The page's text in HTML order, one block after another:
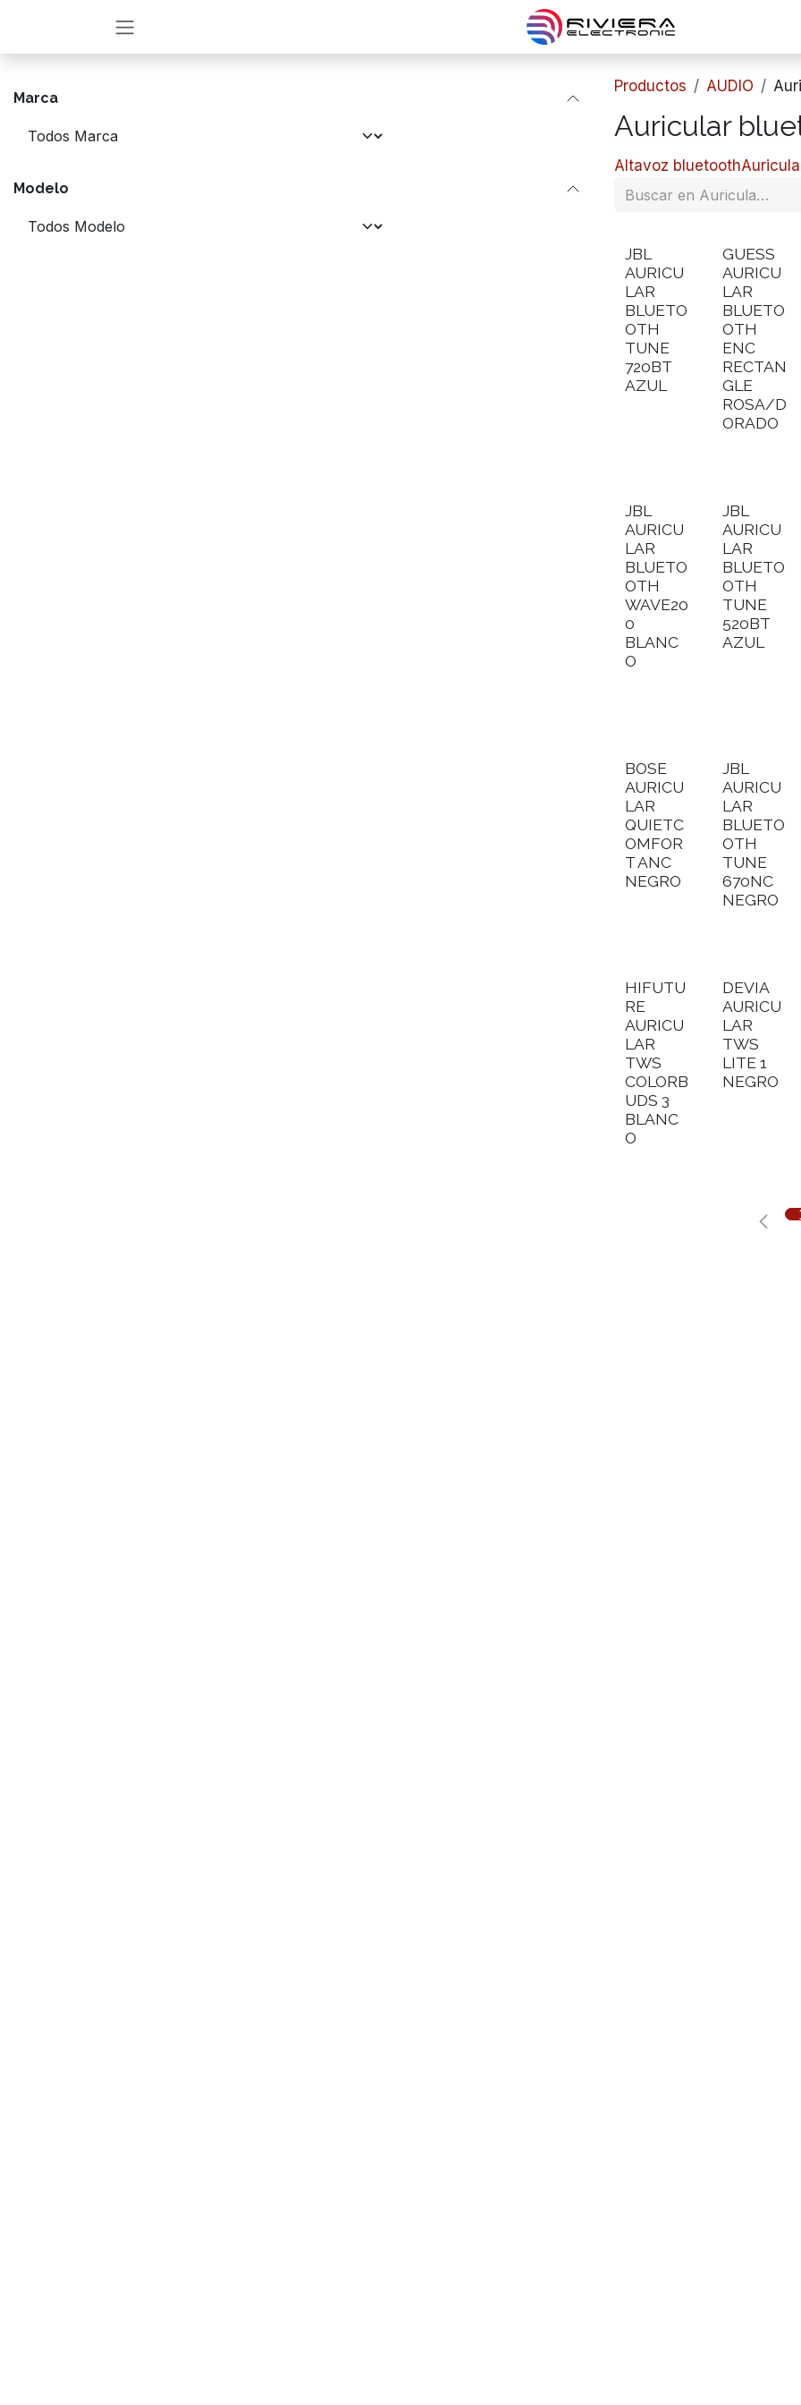
Marca
Modelo
Productos AUDIO
​Auricular
​​Altavoz bluetooth
JBL
AURICU
LAR
BLUETO
OTH
TUNE
720BT
AZUL
GUESS
AURICU
LAR
BLUETO
OTH
ENC
RECTAN
GLE
ROSA/D
ORADO
JBL
AURICU
LAR
BLUETO
OTH
WAVE20
0
BLANC
O
JBL
AURICU
LAR
BLUETO
OTH
TUNE
520BT
AZUL
BOSE
AURICU
LAR
QUIETC
OMFOR
T ANC
NEGRO
JBL
AURICU
LAR
BLUETO
OTH
TUNE
670NC
NEGRO
HIFUTU
RE
AURICU
LAR
TWS
COLORB
UDS 3
BLANC
O
DEVIA
AURICU
LAR
TWS
LITE 1
NEGRO